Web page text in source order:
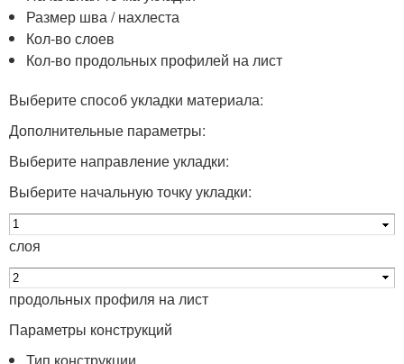
Размер шва / нахлеста
Кол-во слоев
Кол-во продольных профилей на лист
Выберите способ укладки материала:
Дополнительные параметры:
Выберите направление укладки:
Выберите начальную точку укладки:
слоя
продольных профиля на лист
Параметры конструкций